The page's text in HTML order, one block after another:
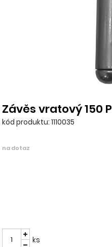
Závěs vratový 150 P
kód produktu: 1110035
na dotaz
ks